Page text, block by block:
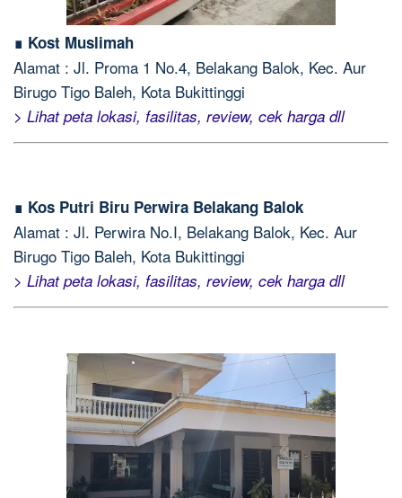
∎ Kost Muslimah
Alamat : Jl. Proma 1 No.4, Belakang Balok, Kec. Aur
Birugo Tigo Baleh, Kota Bukittinggi
> Lihat peta lokasi, fasilitas, review, cek harga dll
∎ Kos Putri Biru Perwira Belakang Balok
Alamat : Jl. Perwira No.I, Belakang Balok, Kec. Aur
Birugo Tigo Baleh, Kota Bukittinggi
> Lihat peta lokasi, fasilitas, review, cek harga dll